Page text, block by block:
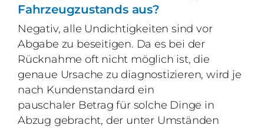
Fahrzeugzustands aus?
Negativ, alle Undichtigkeiten sind vor
Abgabe zu beseitigen. Da es bei der
Rücknahme oft nicht möglich ist, die
genaue Ursache zu diagnostizieren, wird je
nach Kundenstandard ein
pauschaler Betrag für solche Dinge in
Abzug gebracht, der unter Umständen